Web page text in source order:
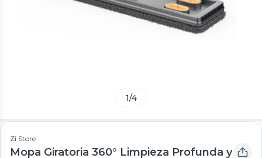
1/4
Zi Store
Mopa Giratoria 360° Limpieza Profunda y